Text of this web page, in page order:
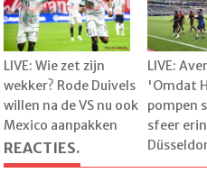
Kortrijk
LIVE: Wie zet zijn
wekker? Rode Duivels
willen na de VS nu ook
Mexico aanpakken
LIVE:
'Omdat
pompen
sfeer
REACTIES.